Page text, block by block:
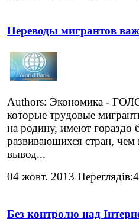
Переводы мигрантов
Authors: Экономика -
которые трудовые
на родину, имеют гораздо
развивающихся стран,
вывод...
04 жовт. 2013 Переглядів:4
Без контролю над